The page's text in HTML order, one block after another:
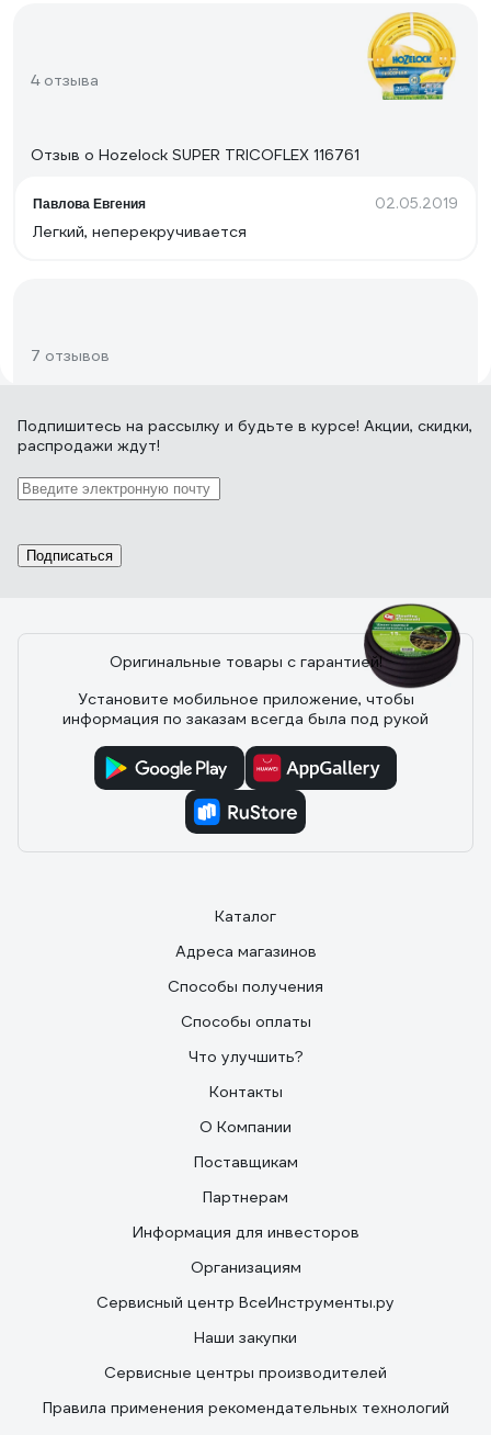
4 отзыва
Отзыв о Hozelock SUPER TRICOFLEX 116761
Павлова Евгения 02.05.2019
Легкий, неперекручивается
7 отзывов
Отзыв о QUATTRO ELEMENTI 241-215
Ходарин Игорь Николаевич
Нет падения давления при длине 15 метров, т.е.
атмосферах на входе дает ширину зоны полива
примерно 4 метра (по 2 метра в каждую сторону от
Отзыв о QUATTRO ELEMENTI 241-222
23.05.2019
Недорогой, можно легко коммутировать с помощью
Подпишитесь на рассылку и будьте в курсе! Акции, скидки,
распродажи ждут!
Подписаться
Оригинальные товары с гарантией!
Установите мобильное приложение, чтобы
информация по заказам всегда была под рукой
Каталог
Адреса магазинов
Способы получения
Способы оплаты
Что улучшить?
Контакты
О Компании
Поставщикам
Партнерам
Информация для инвесторов
Организациям
Сервисный центр ВсеИнструменты.ру
Наши закупки
Сервисные центры производителей
Правила применения рекомендательных технологий